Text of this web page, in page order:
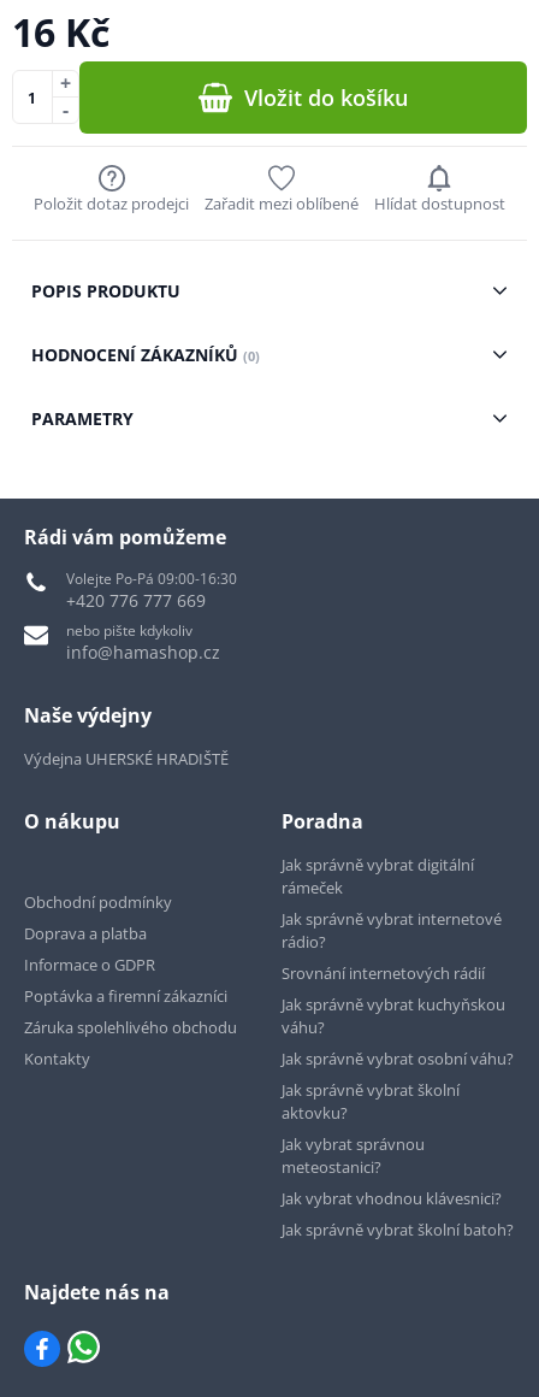
16 Kč
-
+ Vložit do košíku
Položit dotaz prodejci Zařadit mezi oblíbené Hlídat dostupnost
POPIS PRODUKTU
HODNOCENÍ ZÁKAZNÍKŮ (0)
PARAMETRY
Rádi vám pomůžeme
Volejte Po-Pá 09:00-16:30
+420 776 777 669
nebo pište kdykoliv
info@hamashop.cz
Naše výdejny
Výdejna UHERSKÉ HRADIŠTĚ
O nákupu
Obchodní podmínky
Doprava a platba
Informace o GDPR
Poptávka a firemní zákazníci
Záruka spolehlivého obchodu
Kontakty
Poradna
Jak správně vybrat digitální
rámeček
Jak správně vybrat internetové
rádio?
Srovnání internetových rádií
Jak správně vybrat kuchyňskou
váhu?
Jak správně vybrat osobní váhu?
Jak správně vybrat školní
aktovku?
Jak vybrat správnou
meteostanici?
Jak vybrat vhodnou klávesnici?
Jak správně vybrat školní batoh?
Najdete nás na